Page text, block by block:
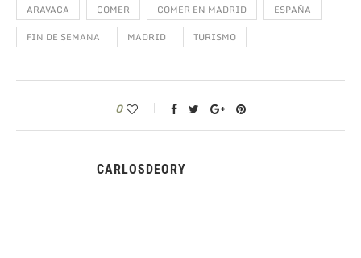
ARAVACA COMER COMER EN MADRID
ESPAÑA
FIN DE SEMANA
MADRID TURISMO
0
CARLOSDEORY